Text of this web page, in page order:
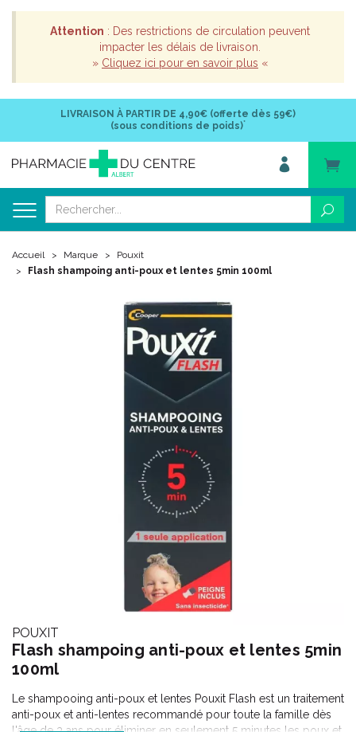
Attention : Des restrictions de circulation peuvent
impacter les délais de livraison.
» Cliquez ici pour en savoir plus «
LIVRAISON À PARTIR DE 4,90€ (offerte dès 59€)
(sous conditions de poids)*
Accueil Marque
Pouxit
Flash shampoing anti-poux et lentes 5min 100ml
POUXIT
Flash shampoing anti-poux et lentes 5min
100ml
Le shampooing anti-poux et lentes Pouxit Flash est un traitement
anti-poux et anti-lentes recommandé pour toute la famille dès